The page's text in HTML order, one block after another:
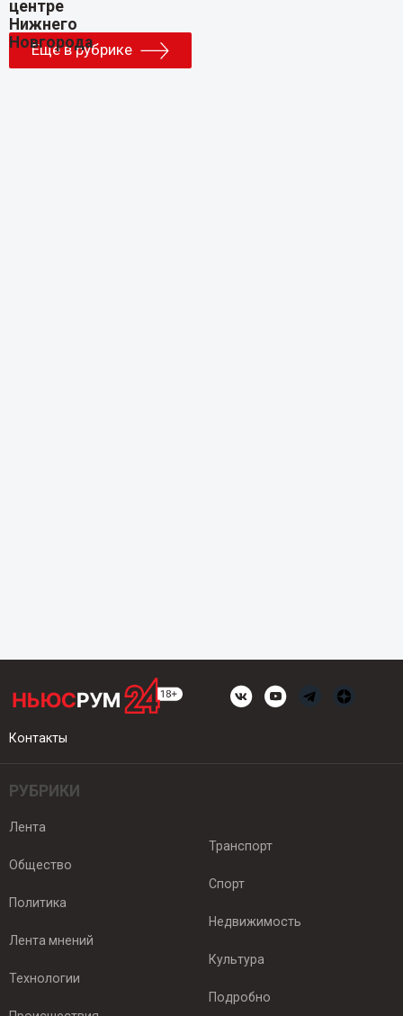
Еще в рубрике
Контакты
РУБРИКИ
Лента
Общество
Политика
Лента мнений
Технологии
Транспорт
Спорт
Недвижимость
Культура
Подробно